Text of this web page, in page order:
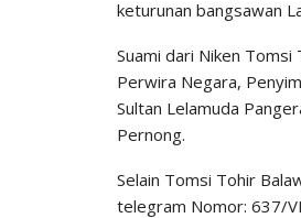
keturunan bangsawan
Suami dari Niken
Perwira Negara,
Sultan Lelamuda
Pernong.
Selain Tomsi Tohir
telegram Nomor: 637/